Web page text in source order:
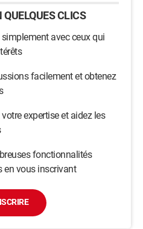
CLICS
avec ceux qui
facilement et obtenez
expertise et aidez les
fonctionnalités
en vous inscrivant